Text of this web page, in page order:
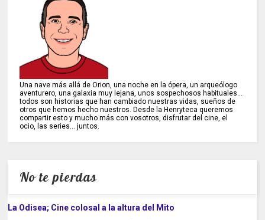
Una nave más allá de Orion, una noche en la ópera, un arqueólogo
aventurero, una galaxia muy lejana, unos sospechosos habituales...
todos son historias que han cambiado nuestras vidas, sueños de
otros que hemos hecho nuestros. Desde la Henryteca queremos
compartir esto y mucho más con vosotros, disfrutar del cine, el
ocio, las series... juntos.
No te pierdas
La Odisea; Cine colosal a la altura del Mito